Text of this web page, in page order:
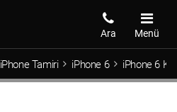
Menü
Ara
iPhone Tamiri iPhone 6 iPhone 6